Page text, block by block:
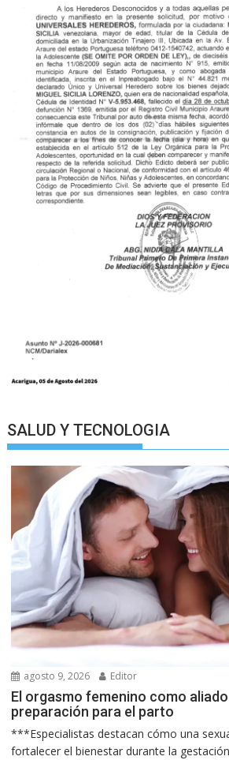
SALUD Y TECNOLOGIA
agosto 9, 2026 Editor
El orgasmo femenino como
preparación para el parto
***Especialistas destacan cómo una
fortalecer el bienestar durante la